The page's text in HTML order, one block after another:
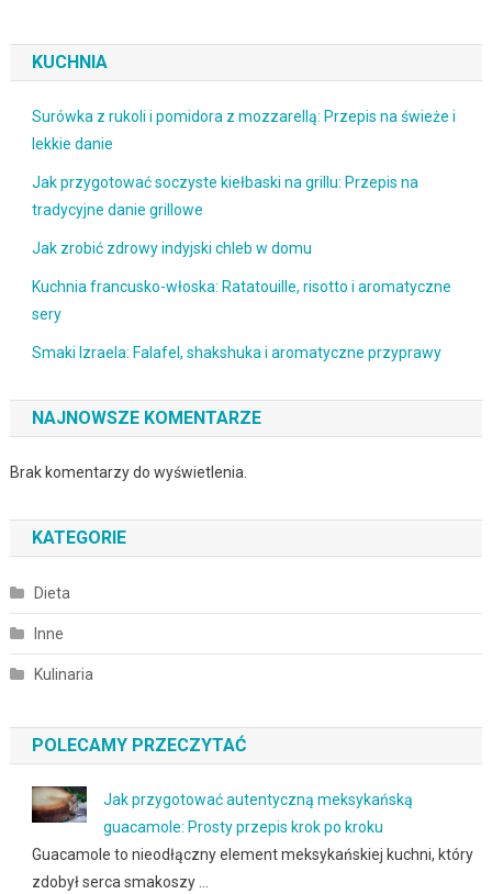
KUCHNIA
Surówka z rukoli i pomidora z mozzarellą: Przepis na świeże i
lekkie danie
Jak przygotować soczyste kiełbaski na grillu: Przepis na
tradycyjne danie grillowe
Jak zrobić zdrowy indyjski chleb w domu
Kuchnia francusko-włoska: Ratatouille, risotto i aromatyczne
sery
Smaki Izraela: Falafel, shakshuka i aromatyczne przyprawy
NAJNOWSZE KOMENTARZE
Brak komentarzy do wyświetlenia.
KATEGORIE
Dieta
Inne
Kulinaria
POLECAMY PRZECZYTAĆ
Jak przygotować autentyczną meksykańską
guacamole: Prosty przepis krok po kroku
Guacamole to nieodłączny element meksykańskiej kuchni, który
zdobył serca smakoszy …